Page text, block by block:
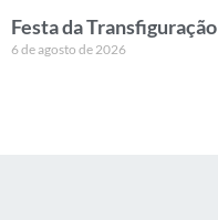
Festa da Transfiguração
6 de agosto de 2026